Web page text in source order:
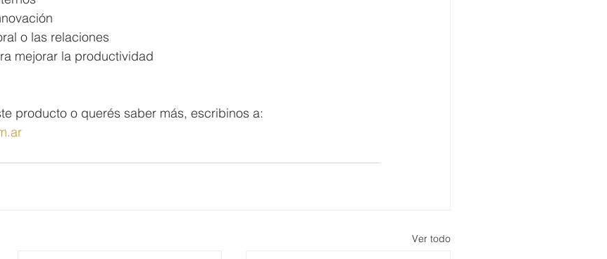
o las relaciones
mejorar la productividad
producto o querés saber más, escribinos a:
Ver todo